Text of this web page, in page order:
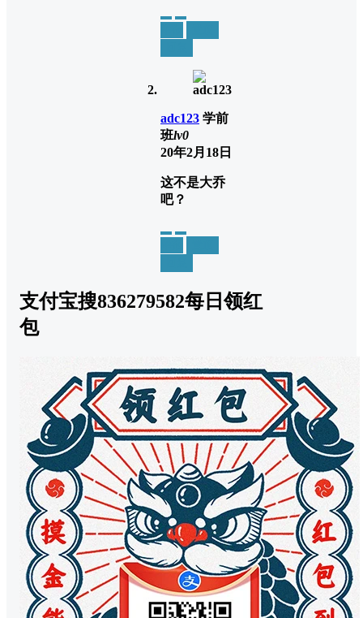
adc123 学前
班lv0
20年2月18日
这不是大乔
吧？
支付宝搜836279582每日领红
包